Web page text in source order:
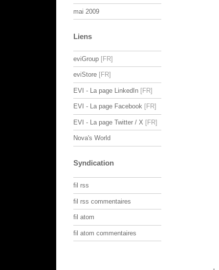
mai 2009
Liens
eviGroup
eviStore
EVI - La page LinkedIn
EVI - La page Facebook
EVI - La page Twitter / X
Nova's World
Syndication
fil rss
fil rss commentaires
fil atom
fil atom commentaires